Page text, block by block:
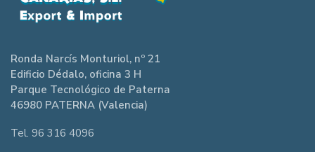
Ronda Narcís Monturiol, nº 21
Edificio Dédalo, oficina 3 H
Parque Tecnológico de Paterna
46980 PATERNA (Valencia)
Tel. 96 316 4096